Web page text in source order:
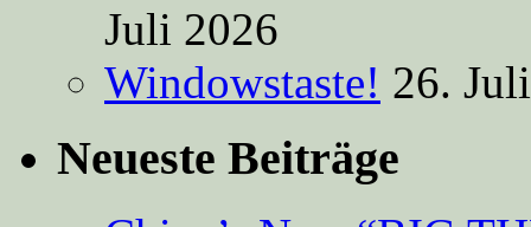
Juli 2026
Windowstaste! 26.
Neueste Beiträge